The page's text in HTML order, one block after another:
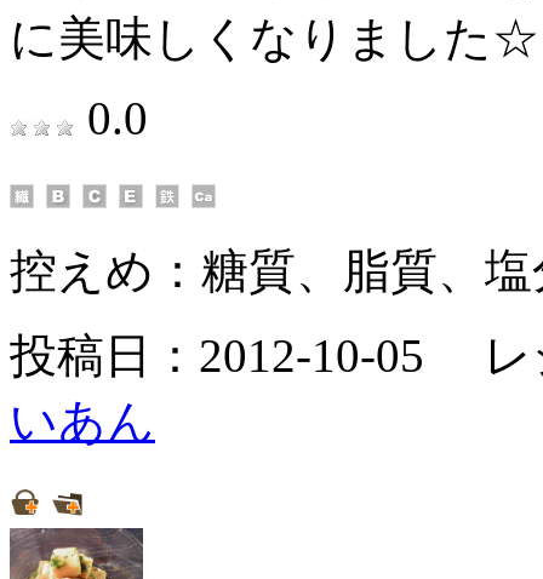
に美味しくなりました☆
0.0
控えめ： 糖質、脂質、
投稿日：2012-10-05
いあん